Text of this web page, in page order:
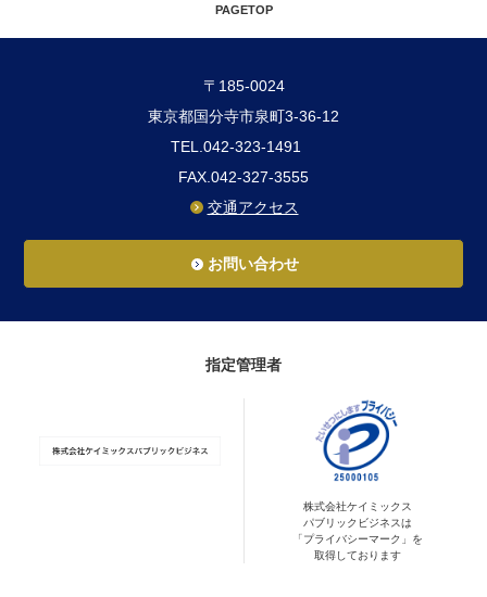
PAGETOP
〒185-0024
東京都国分寺市泉町3-36-12
TEL.042-323-1491
FAX.042-327-3555
交通アクセス
お問い合わせ
指定管理者
株式会社ケイミックス
パブリックビジネスは
「プライバシーマーク」を
取得しております